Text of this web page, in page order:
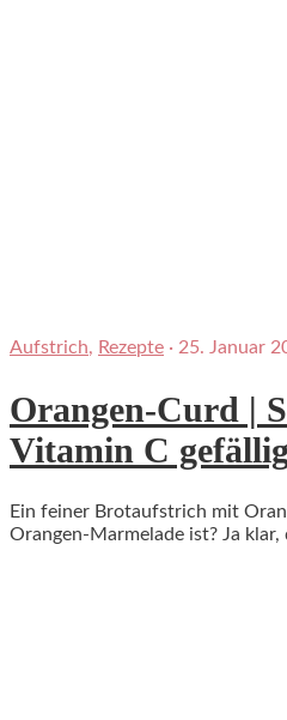
Aufstrich, Rezepte · 25. Januar
Orangen-Curd |
Vitamin C
Ein feiner Brotaufstrich mit
Orangen-Marmelade ist? Ja klar,